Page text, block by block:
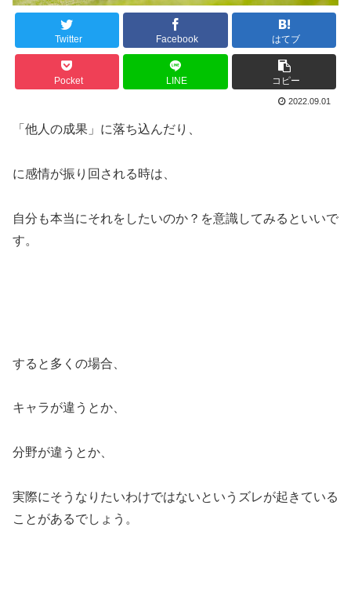
Twitter Facebook はてブ
Pocket LINE コピー
2022.09.01
「他人の成果」に落ち込んだり、
に感情が振り回される時は、
自分も本当にそれをしたいのか？を意識してみるといいで
す。
すると多くの場合、
キャラが違うとか、
分野が違うとか、
実際にそうなりたいわけではないというズレが起きている
ことがあるでしょう。